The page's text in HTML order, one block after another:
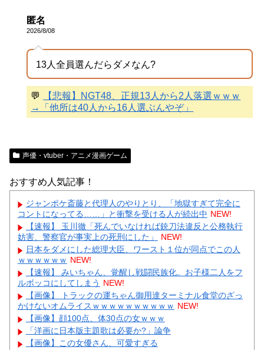
匿名
2026/8/08
13人全員選んだらダメなん?
💬
【悲報】NGT48、正規13人から2人落選ｗｗｗ
→「他所は40人から16人選ぶんやぞ」
声優・vtuber・アニメ漫画ゲーム
おすすめ人気記事！
ジャンポケ斎藤と代理人のやりとり、「地獄すぎて完全に
コントになってる……」と衝撃を受ける人が続出中 NEW!
【速報】 玉川徹「死んでいなければ銃刀法違反と公務執行
妨害、警察官が事実上の死刑にした」
NEW!
日本をダメにした総理大臣、ワースト１位が同点でこの人
ｗｗｗｗｗｗ NEW!
【速報】 みいちゃん、覚醒し戦闘民族化。お子様二人をフ
ルボッコにしてしまう NEW!
【画像】 トラックの運ちゃん御用達ターミナル食堂のざっ
かけないオムライスｗｗｗｗｗｗｗｗｗｗ NEW!
【画像】顔100点、体30点の女ｗｗｗ
「洋画に日本版主題歌は必要か?」論争
【画像】この女優さん、可愛すぎる